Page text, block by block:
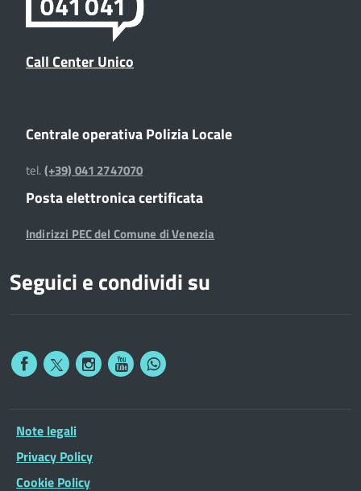
Call Center Unico
Centrale operativa Polizia Locale
tel.(+39) 041 2747070
Posta elettronica certificata
Indirizzi PEC del Comune di Venezia
Seguici e condividi su
Note legali
Privacy Policy
Cookie Policy